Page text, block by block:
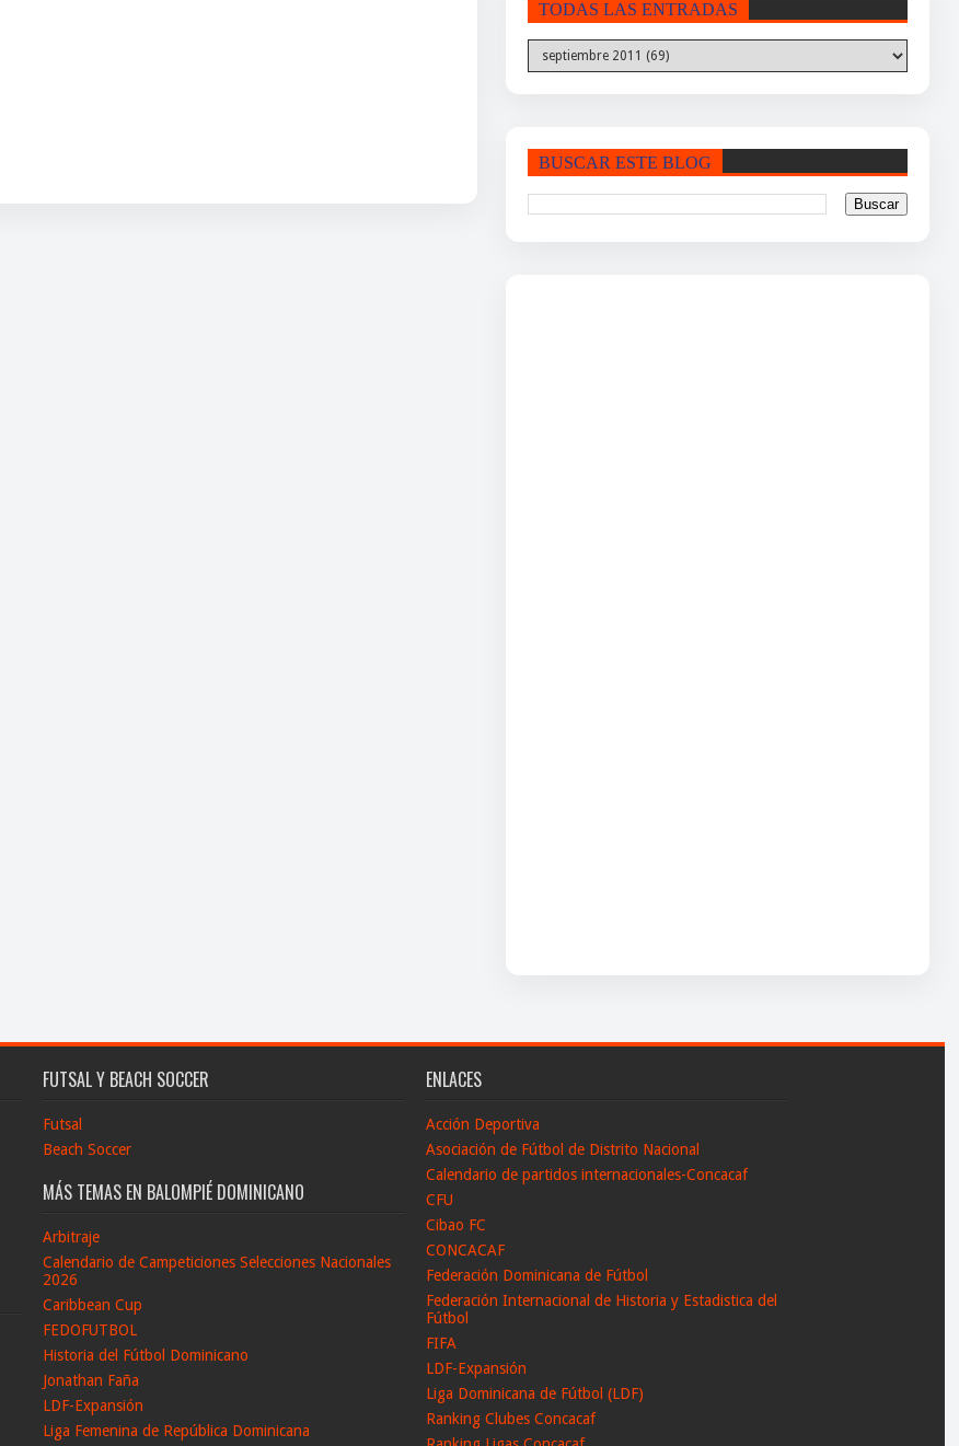
TODAS LAS ENTRADAS
BUSCAR ESTE BLOG
FUTSAL Y BEACH SOCCER
Futsal
Beach Soccer
MÁS TEMAS EN BALOMPIÉ DOMINICANO
Arbitraje
Calendario de Campeticiones Selecciones Nacionales
2026
Caribbean Cup
FEDOFUTBOL
Historia del Fútbol Dominicano
Jonathan Faña
LDF-Expansión
Liga Femenina de República Dominicana
ENLACES
Acción Deportiva
Asociación de Fútbol de Distrito Nacional
Calendario de partidos internacionales-Concacaf
CFU
Cibao FC
CONCACAF
Federación Dominicana de Fútbol
Federación Internacional de Historia y Estadistica del
Fútbol
FIFA
LDF-Expansión
Liga Dominicana de Fútbol (LDF)
Ranking Clubes Concacaf